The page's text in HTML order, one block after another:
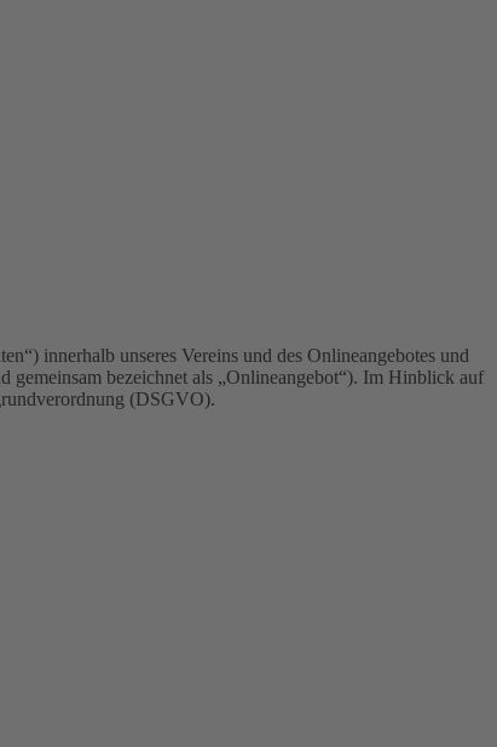
innerhalb unseres Vereins und des Onlineangebotes und
bezeichnet als „Onlineangebot“). Im Hinblick auf
(DSGVO).